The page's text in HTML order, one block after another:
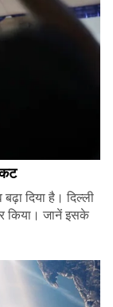
दिया है। दिल्ली
किया। जानें इसके